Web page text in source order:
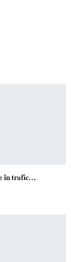
Polițiștii sătmăreni fac apel la responsabilitate în trafic…